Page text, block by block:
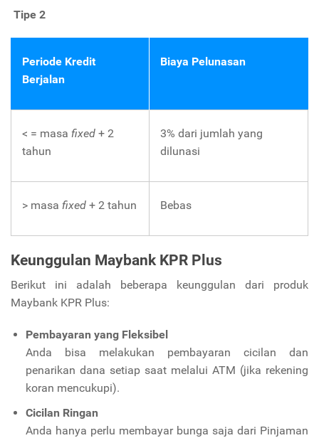
Tipe 2
Periode Kredit
Berjalan
Biaya Pelunasan
< = masa fixed + 2
tahun
3% dari jumlah yang
dilunasi
> masa fixed + 2 tahun Bebas
Keunggulan Maybank KPR Plus
Berikut ini adalah beberapa keunggulan dari produk
Maybank KPR Plus:
Pembayaran yang Fleksibel
Anda bisa melakukan pembayaran cicilan dan
penarikan dana setiap saat melalui ATM (jika rekening
koran mencukupi).
Cicilan Ringan
Anda hanya perlu membayar bunga saja dari Pinjaman